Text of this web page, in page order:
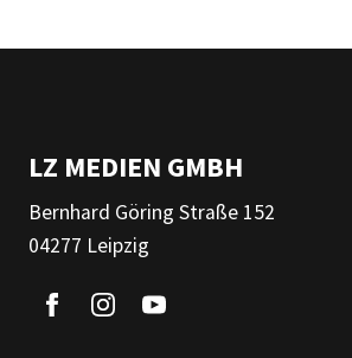
LZ MEDIEN GMBH
Bernhard Göring Straße 152
04277 Leipzig